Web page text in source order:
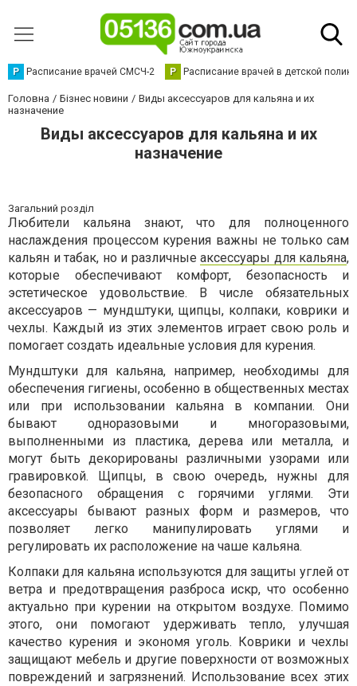
Р Расписание врачей СМСЧ-2 Р Расписание врачей в детской
Головна Бізнес новини
Виды аксессуаров для кальяна и их
назначение
Виды аксессуаров для кальяна и их
назначение
Загальний розділ
Любители кальяна знают, что для полноценного
наслаждения процессом курения важны не только сам
кальян и табак, но и различные аксессуары для кальяна,
которые обеспечивают комфорт, безопасность и
эстетическое удовольствие. В числе обязательных
аксессуаров — мундштуки, щипцы, колпаки, коврики и
чехлы. Каждый из этих элементов играет свою роль и
помогает создать идеальные условия для курения.
Мундштуки для кальяна, например, необходимы для
обеспечения гигиены, особенно в общественных местах
или при использовании кальяна в компании. Они
бывают одноразовыми и многоразовыми,
выполненными из пластика, дерева или металла, и
могут быть декорированы различными узорами или
гравировкой. Щипцы, в свою очередь, нужны для
безопасного обращения с горячими углями. Эти
аксессуары бывают разных форм и размеров, что
позволяет легко манипулировать углями и
регулировать их расположение на чаше кальяна.
Колпаки для кальяна используются для защиты углей от
ветра и предотвращения разброса искр, что особенно
актуально при курении на открытом воздухе. Помимо
этого, они помогают удерживать тепло, улучшая
качество курения и экономя уголь. Коврики и чехлы
защищают мебель и другие поверхности от возможных
повреждений и загрязнений. Использование всех этих